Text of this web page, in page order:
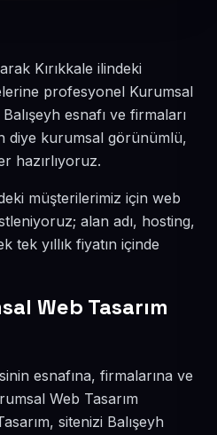
Kırıkkale ilindeki
profesyonel Kurumsal
esnafı ve firmaları
diye kurumsal görünümlü,
hazırlıyoruz.
müşterilerimiz için web
alan adı, hosting,
tek yıllık fiyatın içinde
Web Tasarım
esnafına, firmalarına ve
Web Tasarım
sitenizi Balışeyh